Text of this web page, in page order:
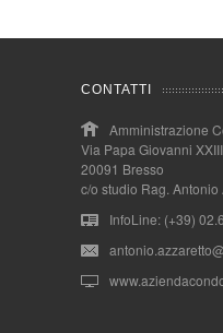
CONTATTI
Amministrazione
Via Papa Giovanni
20091 Bresso
c/o studio Rag. Antonio
InfoLine: (+39)